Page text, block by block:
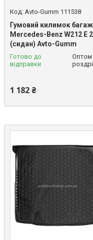
Avto-Gumm 111538
Гумовий килимок
Mercedes-Benz W212 E
(сидан) Avto-Gumm
Готово до
відправки
Оптом
1 182 ₴